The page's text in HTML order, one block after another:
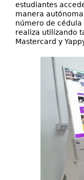
estudiantes
manera
número de cédula
realiza utilizando
Mastercard y